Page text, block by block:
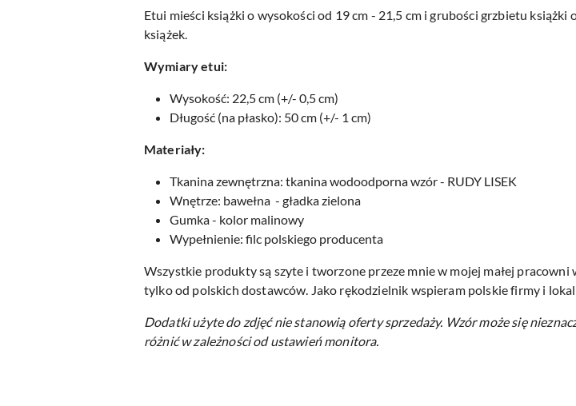
Etui mieści książki o wysokości od 19 cm - 21,5 cm i grubości grzbietu
książek.
Wymiary etui:
Wysokość: 22,5 cm (+/- 0,5 cm)
Długość (na płasko): 50 cm (+/- 1 cm)
Materiały:
Tkanina zewnętrzna: tkanina wodoodporna wzór - RUDY LISEK
Wnętrze: bawełna - gładka zielona
Gumka - kolor malinowy
Wypełnienie: filc polskiego producenta
Wszystkie produkty są szyte i tworzone przeze mnie w mojej małej
tylko od polskich dostawców. Jako rękodzielnik wspieram polskie firmy i
Dodatki użyte do zdjęć nie stanowią oferty sprzedaży. Wzór może się
różnić w zależności od ustawień monitora.